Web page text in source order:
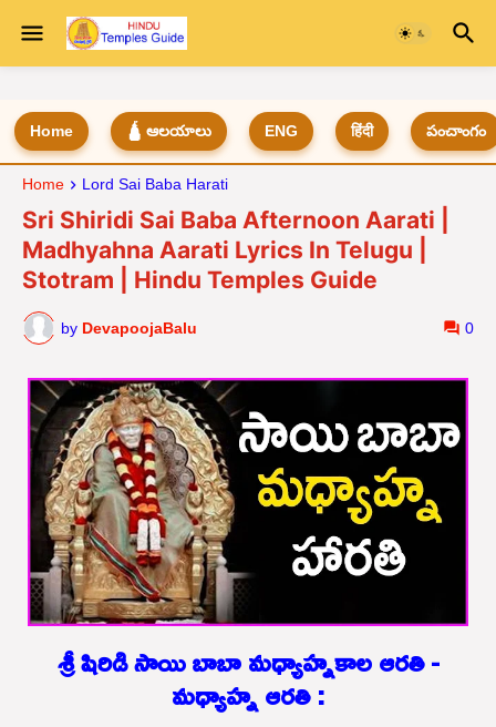
Home 🛕 ఆలయాలు ENG हिंदी పంచాంగం
Home Lord Sai Baba Harati
Sri Shiridi Sai Baba Afternoon Aarati |
Madhyahna Aarati Lyrics In Telugu |
Stotram | Hindu Temples Guide
by DevapoojaBalu 0
శ్రీ షిరిడి సాయి బాబా మధ్యాహ్నకాల ఆరతి -
మధ్యాహ్న ఆరతి :